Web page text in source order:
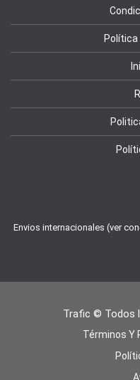
Envios internacionales (ver
Trafic © Todos
Términos Y